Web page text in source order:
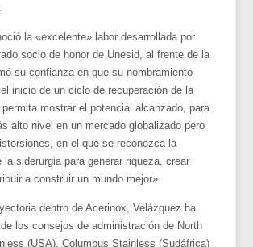
la «excelente» labor desarrollada por
socio de honor de Unesid, al frente de la
su confianza en que su nombramiento
inicio de un ciclo de recuperación de la
mostrar el potencial alcanzado, para
alto nivel en un mercado globalizado pero
en el que se reconozca la
la siderurgia para generar riqueza, crear
a construir un mundo mejor».
dentro de Acerinox, Velázquez ha
los consejos de administración de North
(USA), Columbus Stainless (Sudáfrica)